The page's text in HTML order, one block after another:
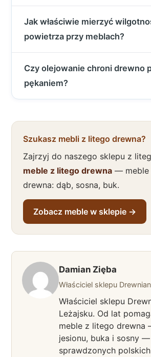
Jak właściwie mierzyć
powietrza przy meblach?
Czy olejowanie chroni drewno
pękaniem?
Szukasz mebli z litego drewna?
Zajrzyj do naszego sklepu z
meble z litego drewna — meble
drewna: dąb, sosna, buk.
Zobacz meble w sklepie →
Damian Zięba
Właściciel sklepu
Właściciel sklepu
Leżajsku. Od lat
meble z litego drewna
jesionu, buka i sosny
sprawdzonych